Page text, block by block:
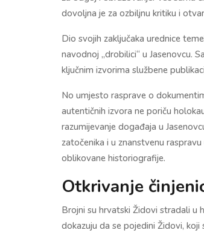
dovoljna je za ozbiljnu kritiku i
Dio svojih zaključaka urednice
navodnoj „drobilici“ u Jasenovcu.
ključnim izvorima službene
No umjesto rasprave o
autentičnih izvora ne poriču
razumijevanje događaja u
zatočenika i u znanstvenu
oblikovane historiografije.
Otkrivanje
Brojni su hrvatski Židovi stradali u
dokazuju da se pojedini Židovi,